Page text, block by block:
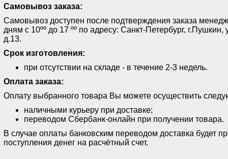
Самовывоз заказа:
Самовывоз доступен после подтверждения заказа
дням с 10ºº до 17 ºº по адресу: Санкт-Петербург,
д.13.
Срок изготовления:
при отсутствии на складе - в течение 2-3 недель.
Оплата заказа:
Оплату выбранного товара Вы можете осуществить
наличными курьеру при доставке;
переводом Сбербанк-онлайн при получении товара.
В случае оплаты банковским переводом доставка будет
поступления денег на расчётный счет.